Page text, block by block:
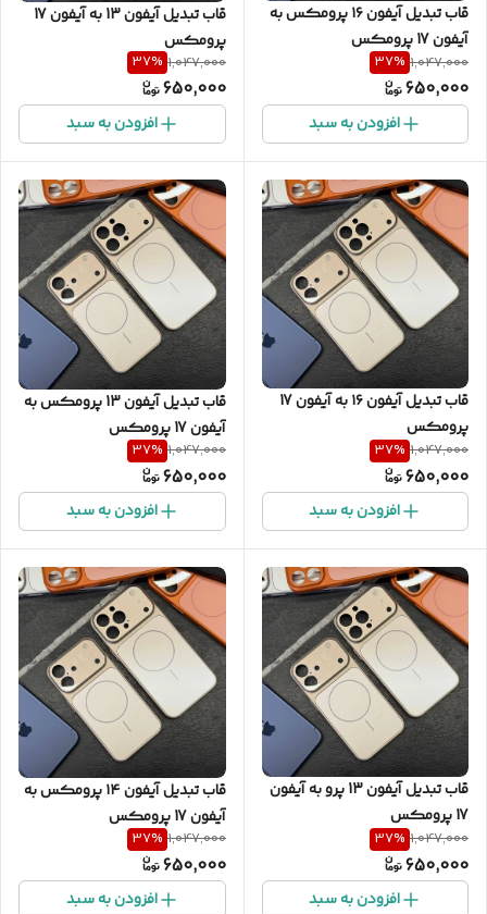
قاب تبدیل آیفون ۱۶ پرومکس به
آیفون 17 پرومکس
1,047,000
37%
650,000
افزودن به سبد
قاب تبدیل آیفون 13 به آیفون 17
پرومکس
1,047,000
37%
650,000
افزودن به سبد
قاب تبدیل آیفون ۱۶ به آیفون 17
پرومکس
1,047,000
37%
650,000
افزودن به سبد
قاب تبدیل آیفون 13 پرومکس به
آیفون 17 پرومکس
1,047,000
37%
650,000
افزودن به سبد
قاب تبدیل آیفون 13 پرو به آیفون
17 پرومکس
1,047,000
37%
650,000
افزودن به سبد
قاب تبدیل آیفون ۱۴ پرومکس به
آیفون 17 پرومکس
1,047,000
37%
650,000
افزودن به سبد